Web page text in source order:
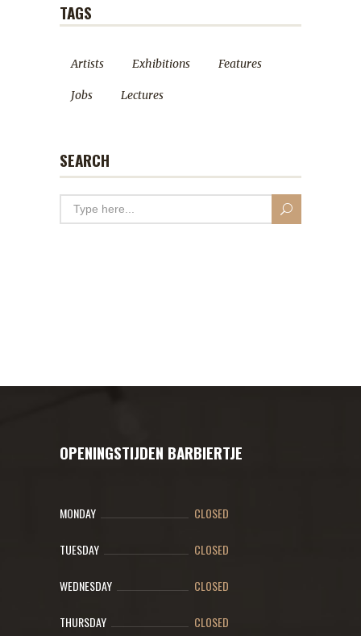
TAGS
Artists Exhibitions Features
Jobs Lectures
SEARCH
OPENINGSTIJDEN BARBIERTJE
MONDAY CLOSED
TUESDAY CLOSED
WEDNESDAY CLOSED
THURSDAY CLOSED